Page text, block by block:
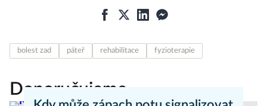
bolest zad páteř rehabilitace fyzioterapie
Doporučujeme